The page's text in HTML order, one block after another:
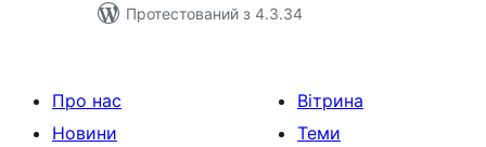
Протестований з 4.3.34
Про нас
Новини
Вітрина
Теми